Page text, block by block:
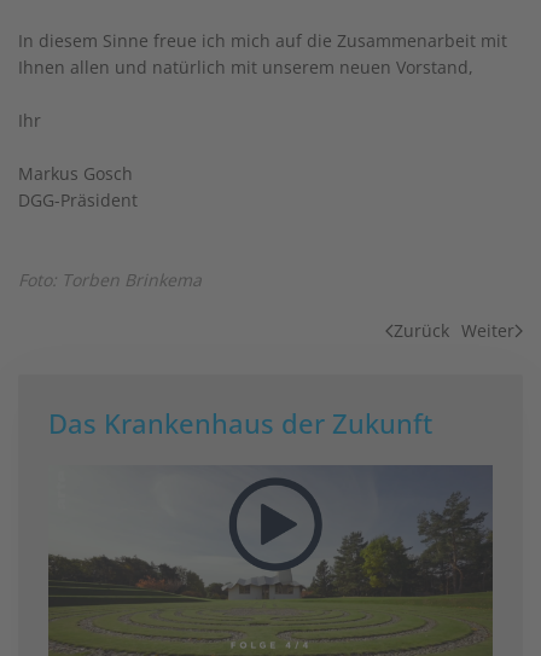
In diesem Sinne freue ich mich auf die Zusammenarbeit mit
Ihnen allen und natürlich mit unserem neuen Vorstand,
Ihr
Markus Gosch
DGG-Präsident
Foto: Torben Brinkema
Zurück Weiter
Das Krankenhaus der Zukunft